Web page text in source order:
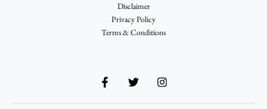
Disclaimer
Privacy Policy
Terms & Conditions